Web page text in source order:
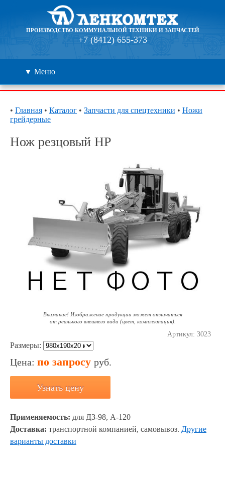
ПРОИЗВОДСТВО КОММУНАЛЬНОЙ ТЕХНИКИ И ЗАПЧАСТЕЙ
+7 (8412) 655-373
▼ Меню
Дилеры
Контакты
• Главная • Каталог • Запчасти для спецтехники • Ножи
грейдерные
Нож резцовый НР
Внимание! Изображение продукции может отличаться
от реального внешнего вида (цвет, комплектация).
Артикул: 3023
Размеры:
Цена: по запросу руб.
Узнать цену
Применяемость: для ДЗ-98, А-120
Доставка: транспортной компанией, самовывоз. Другие
варианты доставки